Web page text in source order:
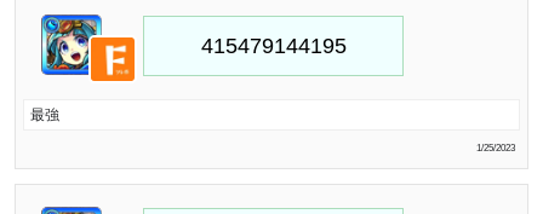
最強
1/25/2023